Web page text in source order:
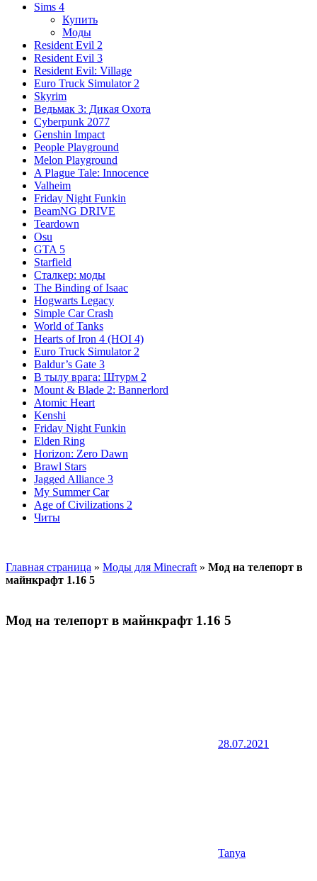
Sims 4
Купить
Моды
Resident Evil 2
Resident Evil 3
Resident Evil: Village
Euro Truck Simulator 2
Skyrim
Ведьмак 3: Дикая Охота
Cyberpunk 2077
Genshin Impact
People Playground
Melon Playground
A Plague Tale: Innocence
Valheim
Friday Night Funkin
BeamNG DRIVE
Teardown
Osu
GTA 5
Starfield
Сталкер: моды
The Binding of Isaac
Hogwarts Legacy
Simple Car Crash
World of Tanks
Hearts of Iron 4 (HOI 4)
Euro Truck Simulator 2
Baldur’s Gate 3
В тылу врага: Штурм 2
Mount & Blade 2: Bannerlord
Atomic Heart
Kenshi
Friday Night Funkin
Elden Ring
Horizon: Zero Dawn
Brawl Stars
Jagged Alliance 3
My Summer Car
Age of Civilizations 2
Читы
Главная страница » Моды для Minecraft » Мод на телепорт в
майнкрафт 1.16 5
Мод на телепорт в майнкрафт 1.16 5
28.07.2021
Tanya